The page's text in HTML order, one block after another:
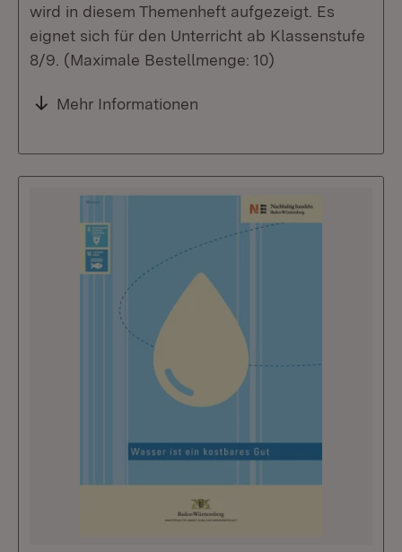
wird in diesem Themenheft aufgezeigt. Es
eignet sich für den Unterricht ab Klassenstufe
8/9. (Maximale Bestellmenge: 10)
Mehr Informationen